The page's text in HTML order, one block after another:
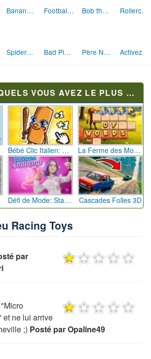
Spiderman
VOUS AVEZ LE PLUS JOUÉ
Cascades Folles 3D
Racing Toys
par
et ne lui arrive
;) Posté par Opaline49